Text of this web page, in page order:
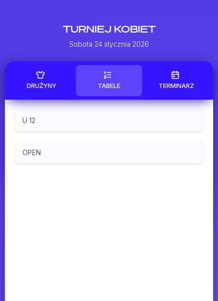
TURNIEJ KOBIET
Sobota 24 stycznia 2026
DRUŻYNY TABELE TERMINARZ
U 12
OPEN